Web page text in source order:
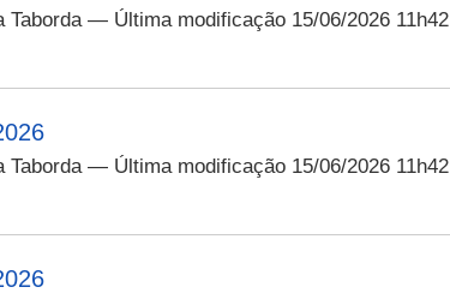
Taborda — Última modificação 15/06/2026 11h42
Taborda — Última modificação 15/06/2026 11h42